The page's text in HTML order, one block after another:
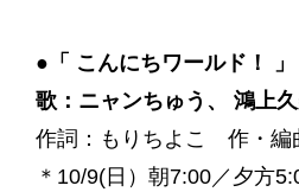
●「 こんにちワールド！ 」
歌：ニャンちゅう、 鴻上
作詞：もりちよこ 作・編
＊10/9(日）朝7:00／夕方